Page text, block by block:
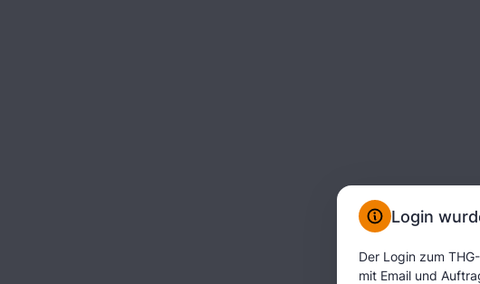
Login
Der Login zum
mit Email und